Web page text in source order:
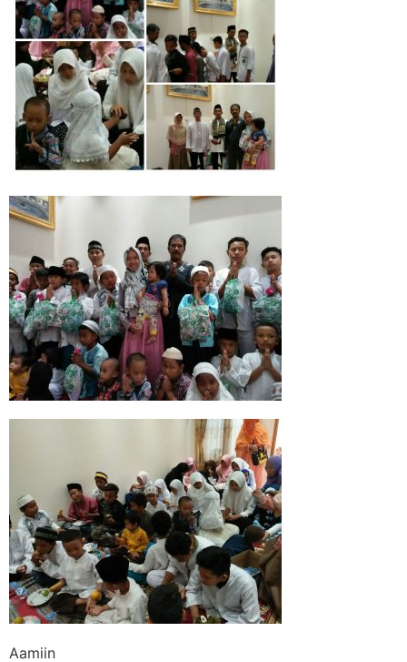
Aamiin